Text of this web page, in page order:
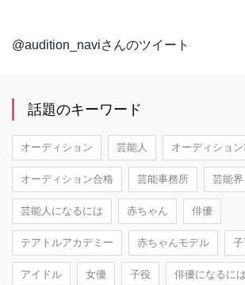
@audition_naviさんのツイート
話題のキーワード
オーディション 芸能人 オーディショ
オーディション合格 芸能事務所 芸能界
芸能人になるには 赤ちゃん 俳優
テアトルアカデミー 赤ちゃんモデル 子
アイドル 女優 子役 俳優になるには